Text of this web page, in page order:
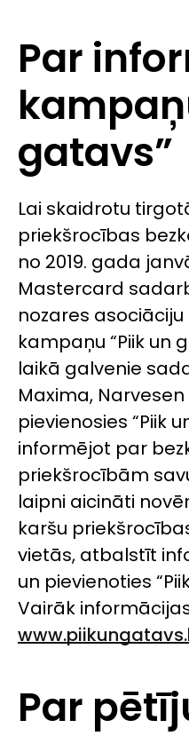
Par
gatavs”
Lai skaidrotu
priekšrocības
no 2019. gada
Mastercard
nozares
kampaņu “Piik un
laikā galvenie
Maxima,
pievienosies “Piik
informējot par
priekšrocībām
laipni aicināti
karšu
vietās, atbalstīt
un pievienoties
Vairāk
Par